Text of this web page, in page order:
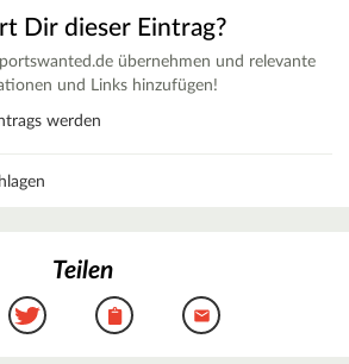
Dir dieser Eintrag?
übernehmen und relevante
und Links hinzufügen!
werden
Teilen